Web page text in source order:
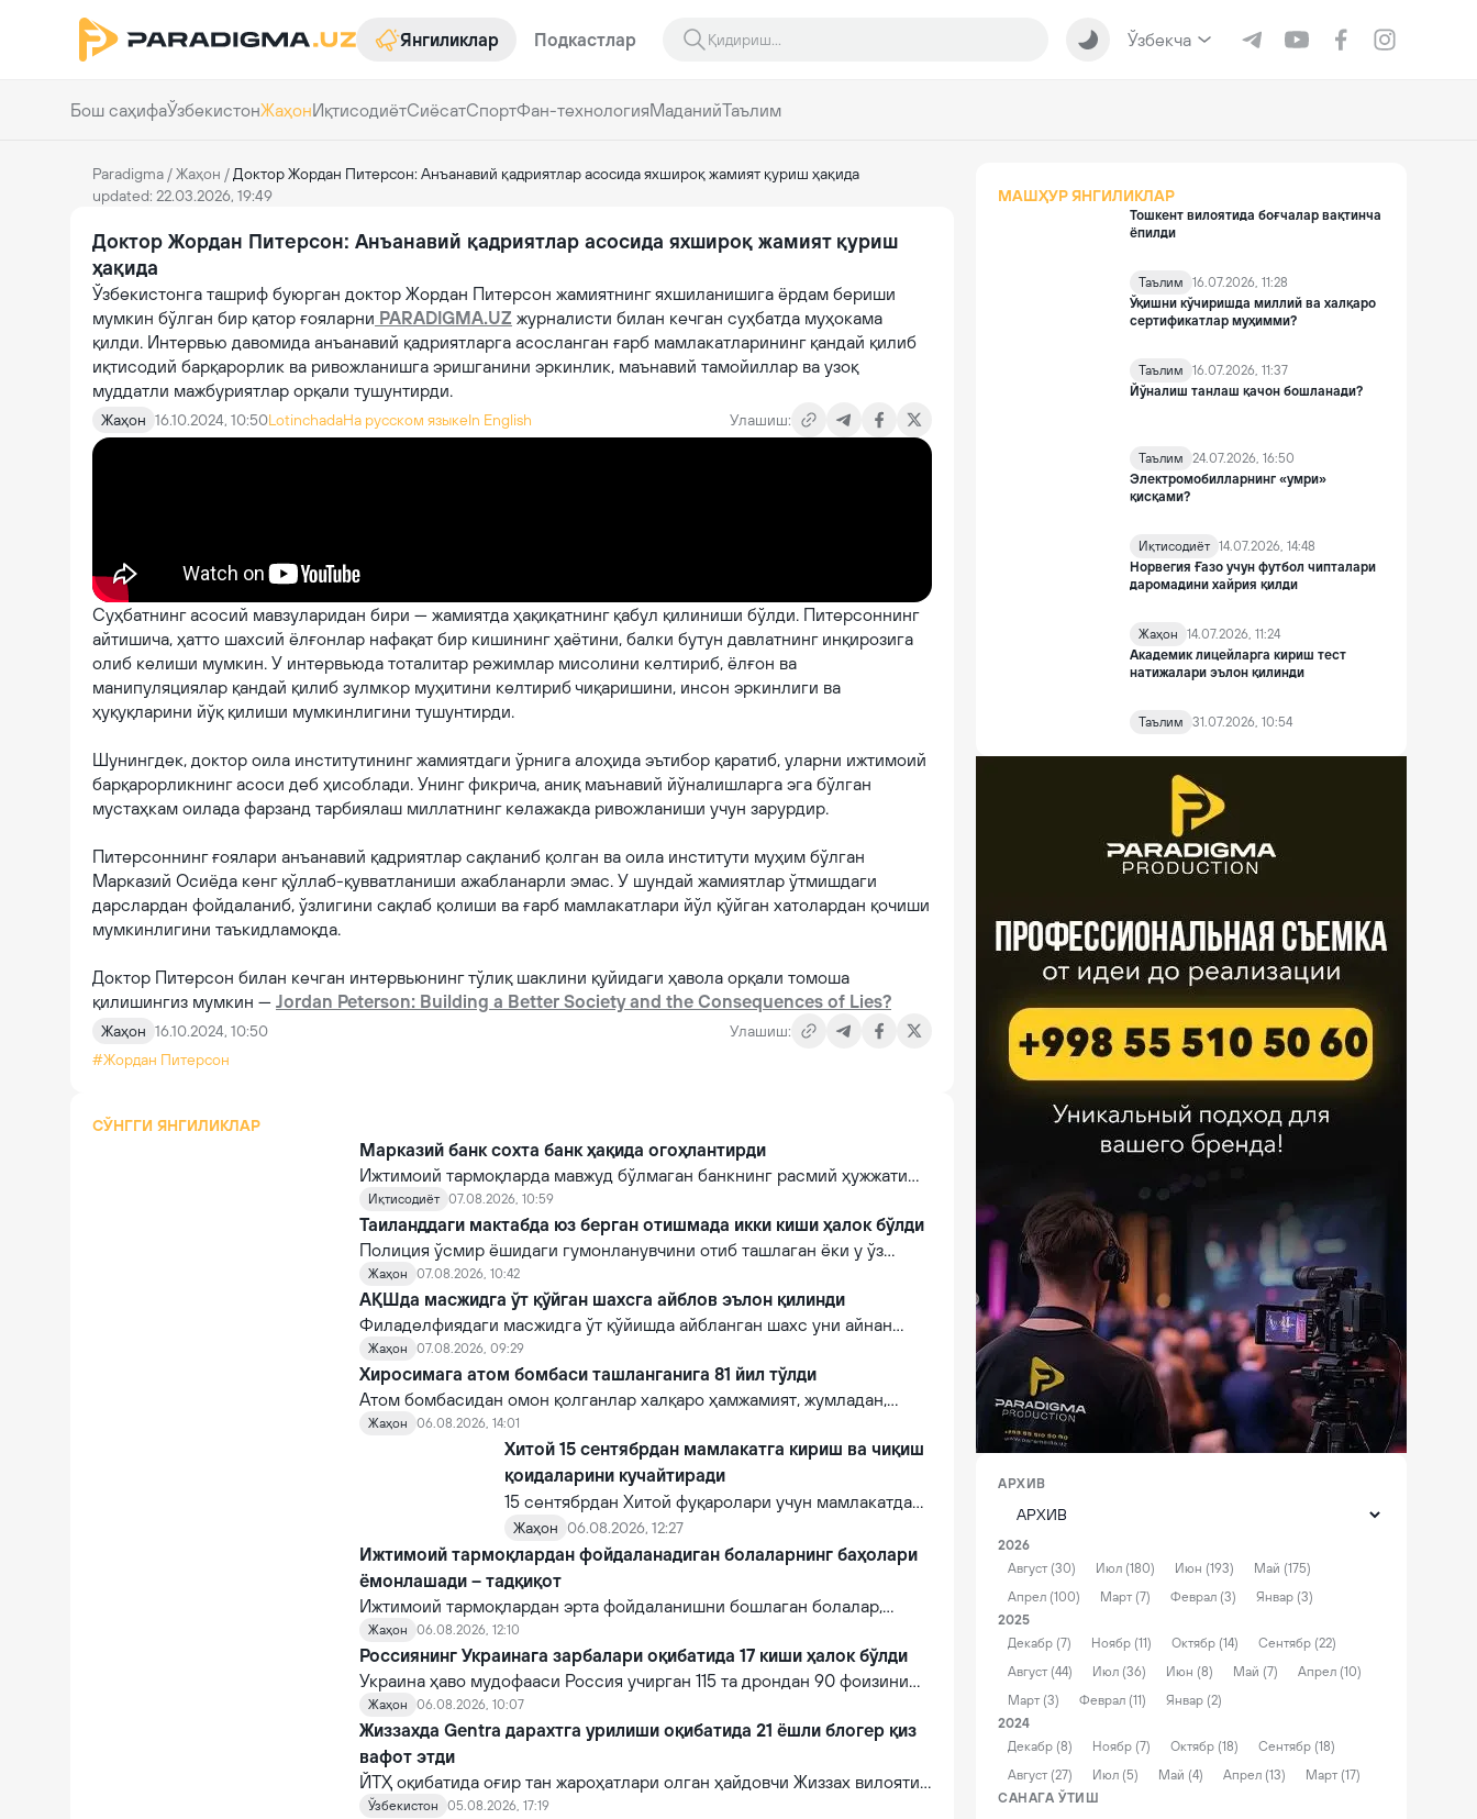
Янгиликлар Подкастлар Ўзбекча
Бош саҳифаЎзбекистонЖаҳонИқтисодиётСиёсатСпортФан-технологияМаданийТаълим
Paradigma /Жаҳон /Доктор Жордан Питерсон: Анъанавий қадриятлар асосида яхшироқ жамият қуриш ҳақида
updated: 22.03.2026, 19:49
Доктор Жордан Питерсон: Анъанавий қадриятлар асосида яхшироқ жамият қуриш
ҳақида
Ўзбекистонга ташриф буюрган доктор Жордан Питерсон жамиятнинг яхшиланишига ёрдам бериши
мумкин бўлган бир қатор ғояларни PARADIGMA.UZ журналисти билан кечган суҳбатда муҳокама
қилди. Интервью давомида анъанавий қадриятларга асосланган ғарб мамлакатларининг қандай қилиб
иқтисодий барқарорлик ва ривожланишга эришганини эркинлик, маънавий тамойиллар ва узоқ
муддатли мажбуриятлар орқали тушунтирди.
Жаҳон 16.10.2024, 10:50LotinchadaНа русском языкеIn English Улашиш:
Суҳбатнинг асосий мавзуларидан бири — жамиятда ҳақиқатнинг қабул қилиниши бўлди. Питерсоннинг
айтишича, ҳатто шахсий ёлғонлар нафақат бир кишининг ҳаётини, балки бутун давлатнинг инқирозига
олиб келиши мумкин. У интервьюда тоталитар режимлар мисолини келтириб, ёлғон ва
манипуляциялар қандай қилиб зулмкор муҳитини келтириб чиқаришини, инсон эркинлиги ва
ҳуқуқларини йўқ қилиши мумкинлигини тушунтирди.
Шунингдек, доктор оила институтининг жамиятдаги ўрнига алоҳида эътибор қаратиб, уларни ижтимоий
барқарорликнинг асоси деб ҳисоблади. Унинг фикрича, аниқ маънавий йўналишларга эга бўлган
мустаҳкам оилада фарзанд тарбиялаш миллатнинг келажакда ривожланиши учун зарурдир.
Питерсоннинг ғоялари анъанавий қадриятлар сақланиб қолган ва оила институти муҳим бўлган
Марказий Осиёда кенг қўллаб-қувватланиши ажабланарли эмас. У шундай жамиятлар ўтмишдаги
дарслардан фойдаланиб, ўзлигини сақлаб қолиши ва ғарб мамлакатлари йўл қўйган хатолардан қочиши
мумкинлигини таъкидламоқда.
Доктор Питерсон билан кечган интервьюнинг тўлиқ шаклини қуйидаги ҳавола орқали томоша
қилишингиз мумкин — Jordan Peterson: Building a Better Society and the Consequences of Lies?
Жаҳон 16.10.2024, 10:50
Улашиш:
#Жордан Питерсон
СЎНГГИ ЯНГИЛИКЛАР
Марказий банк сохта банк ҳақида огоҳлантирди
Ижтимоий тармоқларда мавжуд бўлмаган банкнинг расмий ҳужжати
тарқалмоқда. Бунга нисбатан Марказий банк расман изоҳ берди.
Иқтисодиёт 07.08.2026, 10:59
Таиланддаги мактабда юз берган отишмада икки киши ҳалок бўлди
Полиция ўсмир ёшидаги гумонланувчини отиб ташлаган ёки у ўз
жонига қасд қилган бўлиши мумкинлиги тахмин қилинмоқда.
Жаҳон 07.08.2026, 10:42
АҚШда масжидга ўт қўйган шахсга айблов эълон қилинди
Филаделфиядаги масжидга ўт қўйишда айбланган шахс уни айнан
масжид бўлгани учун нишонга олгани маълум бўлди.
Жаҳон 07.08.2026, 09:29
Хиросимага атом бомбаси ташланганига 81 йил тўлди
Атом бомбасидан омон қолганлар халқаро ҳамжамият, жумладан,
Япония томонидан ядро қуролига эга бўлишга интилиш кучайиб
бораётганидан хавотирда.
Жаҳон 06.08.2026, 14:01
Хитой 15 сентябрдан мамлакатга кириш ва чиқиш
қоидаларини кучайтиради
15 сентябрдан Хитой фуқаролари учун мамлакатдан
чиқиш, хорижликлар учун эса Хитойга кириш
тартиби бўйича янги қоидалар кучга киради.
Жаҳон 06.08.2026, 12:27
Ижтимоий тармоқлардан фойдаланадиган болаларнинг баҳолари
ёмонлашади – тадқиқот
Ижтимоий тармоқлардан эрта фойдаланишни бошлаган болалар,
улғайгач ҳисоб очган тенгдошларига қараганда мактабда кўпроқ
қийналишади.
Жаҳон 06.08.2026, 12:10
Россиянинг Украинага зарбалари оқибатида 17 киши ҳалок бўлди
Украина ҳаво мудофааси Россия учирган 115 та дрондан 90 фоизини
уриб туширган, бироқ 24 та баллистик ракета ва 4 та “Сиркон” қанотли
ракетадан бирортасини ҳам тутиб қололмаган.
Жаҳон 06.08.2026, 10:07
Жиззахда Gentra дарахтга урилиши оқибатида 21 ёшли блогер қиз
вафот этди
ЙТҲ оқибатида оғир тан жароҳатлари олган ҳайдовчи Жиззах вилояти
тиббиёт бирлашмасининг жонлантириш бўлимига ётқизилган. Бироқ
Ўзбекистон 05.08.2026, 17:19
МАШҲУР ЯНГИЛИКЛАР
Тошкент вилоятида боғчалар вақтинча
ёпилди
Таълим
16.07.2026, 11:28
Ўқишни кўчиришда миллий ва халқаро
сертификатлар муҳимми?
Таълим
16.07.2026, 11:37
Йўналиш танлаш қачон бошланади?
Таълим
24.07.2026, 16:50
Электромобилларнинг «умри»
қисқами?
Иқтисодиёт 14.07.2026, 14:48
Норвегия Ғазо учун футбол чипталари
даромадини хайрия қилди
Жаҳон
14.07.2026, 11:24
Академик лицейларга кириш тест
натижалари эълон қилинди
Таълим 31.07.2026, 10:54
АРХИВ
2026
Август (30)
Июл (180) Июн (193)
Май (175)
Апрел (100)
Март (7) Феврал (3)
Январ (3)
2025
Декабр (7)
Ноябр (11) Октябр (14)
Сентябр (22)
Август (44)
Июл (36) Июн (8) Май (7)
Апрел (10)
Март (3)
Феврал (11)
Январ (2)
2024
Декабр (8)
Ноябр (7) Октябр (18)
Сентябр (18)
Август (27)
Июл (5) Май (4) Апрел (13)
Март (17)
САНАГА ЎТИШ